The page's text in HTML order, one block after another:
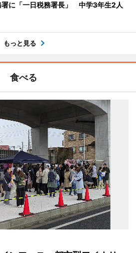
署に「一日税務署長」 中学3年生2人
もっと見る
食べる